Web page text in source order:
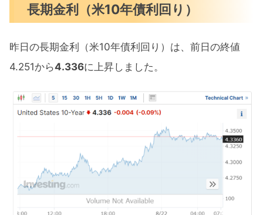
長期金利（米10年債利回り）
昨日の長期金利（米10年債利回り）は、前日の終値
4.251から4.336に上昇しました。